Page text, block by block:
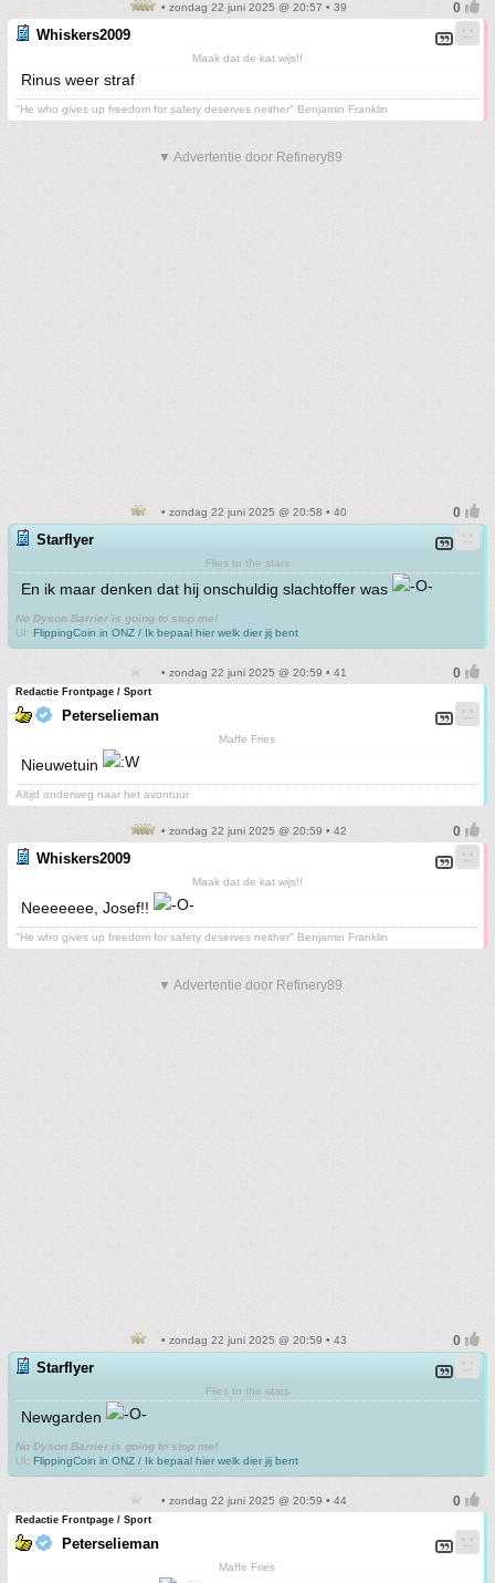
• zondag 22 juni 2025 @ 20:57 • 39
Whiskers2009
Maak dat de kat wijs!!
Rinus weer straf
"He who gives up freedom for safety deserves neither" Benjamin Franklin
▼ Advertentie door Refinery89
• zondag 22 juni 2025 @ 20:58 • 40
Starflyer
Flies to the stars
En ik maar denken dat hij onschuldig slachtoffer was
No Dyson Barrier is going to stop me!
UI: FlippingCoin in ONZ / Ik bepaal hier welk dier jij bent
• zondag 22 juni 2025 @ 20:59 • 41
Redactie Frontpage / Sport
Peterselieman
Maffe Fries
Nieuwetuin
Altijd onderweg naar het avontuur
• zondag 22 juni 2025 @ 20:59 • 42
Whiskers2009
Maak dat de kat wijs!!
Neeeeeee, Josef!!
"He who gives up freedom for safety deserves neither" Benjamin Franklin
▼ Advertentie door Refinery89
• zondag 22 juni 2025 @ 20:59 • 43
Starflyer
Flies to the stars
Newgarden
No Dyson Barrier is going to stop me!
UI: FlippingCoin in ONZ / Ik bepaal hier welk dier jij bent
• zondag 22 juni 2025 @ 20:59 • 44
Redactie Frontpage / Sport
Peterselieman
Maffe Fries